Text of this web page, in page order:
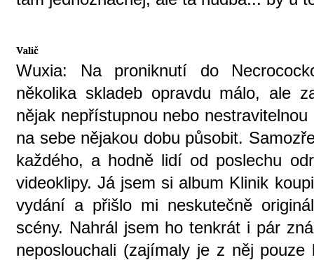
Valič
Wuxia: Na proniknutí do
několika skladeb opravdu málo, ale
nějak nepřístupnou nebo
na sebe nějakou dobu působit.
každého, a hodně lidí od poslechu
videoklipy. Já jsem si album Klinik
vydání a přišlo mi neskutečně
scény. Nahrál jsem ho tenkrát i pár
neposlouchali (zajímaly je z něj